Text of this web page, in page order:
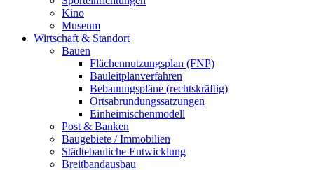
Kino
Museum
Wirtschaft & Standort
Bauen
Flächennutzungsplan (FNP)
Bauleitplanverfahren
Bebauungspläne (rechtskräftig)
Ortsabrundungssatzungen
Einheimischenmodell
Post & Banken
Baugebiete / Immobilien
Städtebauliche Entwicklung
Breitbandausbau